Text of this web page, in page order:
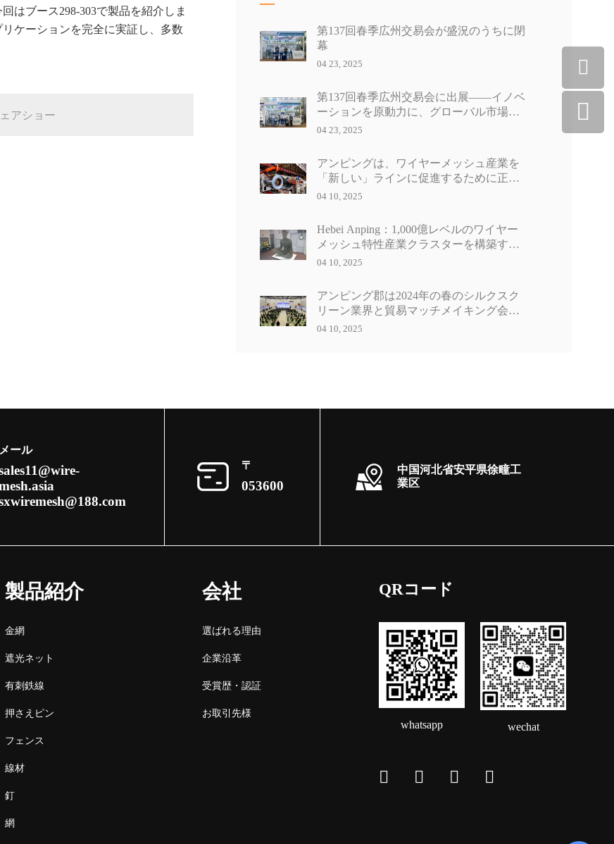
はブース298-303で製品を紹介しま
ケーションを完全に実証し、多数
アショー
第137回春季広州交易会が盛況のうちに閉
幕
04 23, 2025
第137回春季広州交易会に出展――イノベ
ーションを原動力に、グローバル市場の
新たな展開を切り拓く
04 23, 2025
アンピングは、ワイヤーメッシュ産業を
「新しい」ラインに促進するために正確
な努力を続けています
04 10, 2025
Hebei Anping：1,000億レベルのワイヤー
メッシュ特性産業クラスターを構築する
ためにあらゆる努力をする
04 10, 2025
アンピング郡は2024年の春のシルクスク
リーン業界と貿易マッチメイキング会議
を開催しました
04 10, 2025
メール
〒
053600
中国河北省安平県徐疃工
業区
製品紹介
金網
遮光ネット
有刺鉄線
押さえピン
フェンス
線材
釘
網
会社
選ばれる理由
企業沿革
受賞歴・認証
お取引先様
QRコード
whatsapp wechat